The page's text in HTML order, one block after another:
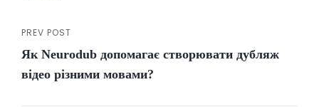
Previous
Post
PREV POST
Як Neurodub допомагає створювати дубляж
відео різними мовами?